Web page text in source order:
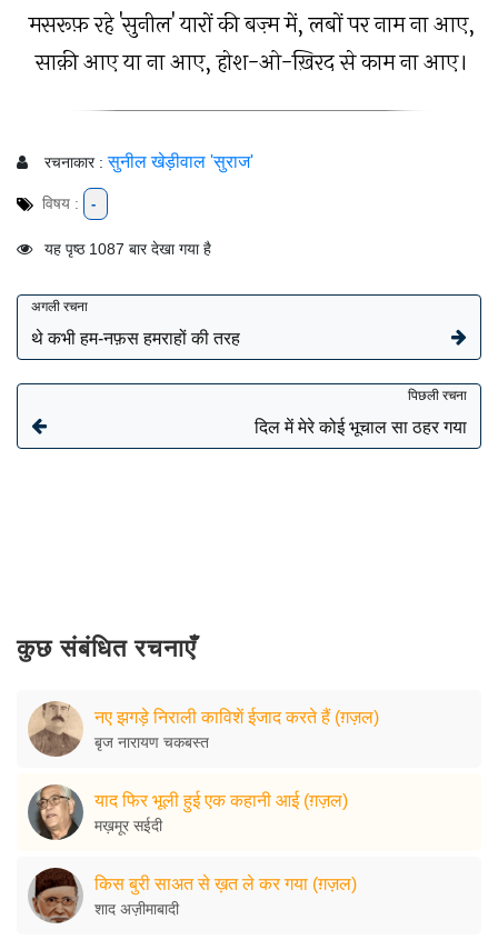
मसरूफ़ रहे 'सुनील' यारों की बज़्म में, लबों पर नाम ना आए,
साक़ी आए या ना आए, होश-ओ-ख़िरद से काम ना आए।
रचनाकार : सुनील खेड़ीवाल 'सुराज'
विषय : -
यह पृष्ठ 1087 बार देखा गया है
अगली रचना
थे कभी हम-नफ़स हमराहों की तरह
पिछली रचना
दिल में मेरे कोई भूचाल सा ठहर गया
कुछ संबंधित रचनाएँ
नए झगड़े निराली काविशें ईजाद करते हैं (ग़ज़ल)
बृज नारायण चकबस्त
याद फिर भूली हुई एक कहानी आई (ग़ज़ल)
मख़मूर सईदी
किस बुरी साअत से ख़त ले कर गया (ग़ज़ल)
शाद अज़ीमाबादी